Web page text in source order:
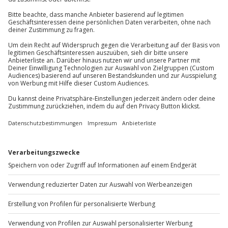
Erziehungsberechtigten)
Bereitschaft zur Veränderung
Normale psychische Verfassung
Zugang zu einem PC, Laptop, Smartphone, o.Ä.
sowie eine funktionierende WLAN-Verbindung
und die Software Zoom
Störungsfreie Umgebung während der
Erlebniszeit
Unterschriebener Haftungsausschluss
Teilnehmer
Kontakt & FAQ
Mühldorfstraße 8
81671 München
Du erreichst uns telefonisch zu folgenden Zeiten,
außer an bundesweiten Feiertagen:
Mo-Fr: 8-20 Uhr | Sa: 10-16 Uhr
Sichere Dir attraktive Firmenkunden Vorteile.
+49 89 / 60 60 89 700
Mo-Fr: 9-17 Uhr
b2b@jochen-schweizer.de